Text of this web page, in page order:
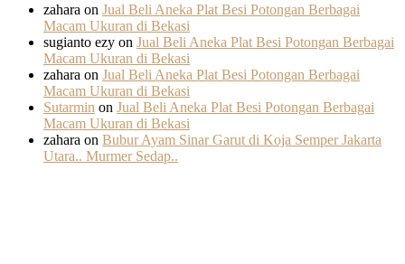
zahara on Jual Beli Aneka Plat Besi Potongan Berbagai
Macam Ukuran di Bekasi
sugianto ezy on Jual Beli Aneka Plat Besi Potongan Berbagai
Macam Ukuran di Bekasi
zahara on Jual Beli Aneka Plat Besi Potongan Berbagai
Macam Ukuran di Bekasi
Sutarmin on Jual Beli Aneka Plat Besi Potongan Berbagai
Macam Ukuran di Bekasi
zahara on Bubur Ayam Sinar Garut di Koja Semper Jakarta
Utara.. Murmer Sedap..